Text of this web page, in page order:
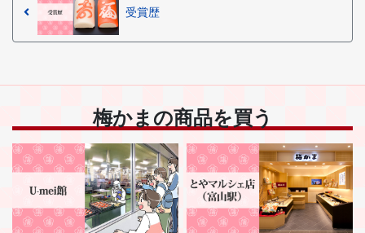
受賞歴
梅かまの商品を買う